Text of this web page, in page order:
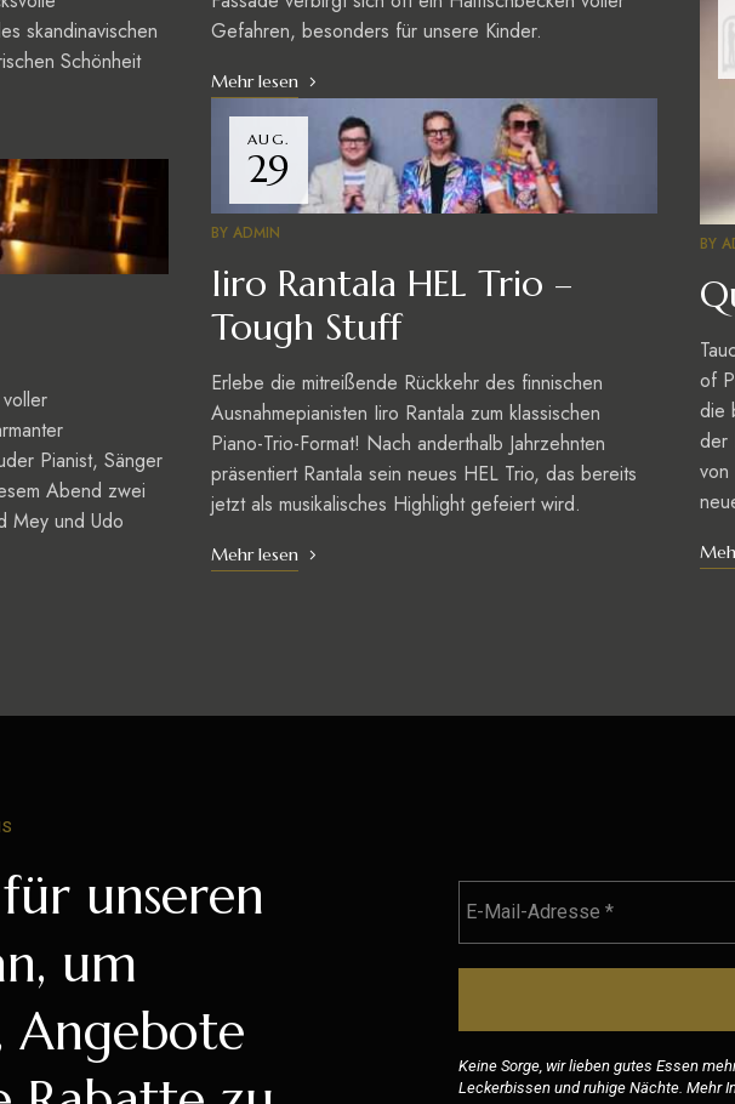
skandinavischen
Schönheit
Pianist, Sänger
Abend zwei
Mey und Udo
Gefahren, besonders für unsere Kinder.
Mehr lesen
AUG.
29
BY ADMIN
Iiro Rantala HEL Trio –
Tough Stuff
Erlebe die mitreißende Rückkehr des finnischen
Ausnahmepianisten Iiro Rantala zum klassischen
Piano-Trio-Format! Nach anderthalb Jahrzehnten
präsentiert Rantala sein neues HEL Trio, das bereits
jetzt als musikalisches Highlight gefeiert wird.
Mehr lesen
BY
of
die
der
unseren
um
Angebote
Keine Sorge, wir lieben gutes Essen
Leckerbissen und ruhige Nächte. Mehr